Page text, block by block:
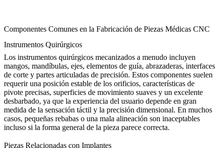
Componentes Comunes en la Fabricación de Piezas Médicas CNC
Instrumentos Quirúrgicos
Los instrumentos quirúrgicos mecanizados a menudo incluyen
mangos, mandíbulas, ejes, elementos de guía, abrazaderas, interfaces
de corte y partes articuladas de precisión. Estos componentes suelen
requerir una posición estable de los orificios, características de
pivote precisas, superficies de movimiento suaves y un excelente
desbarbado, ya que la experiencia del usuario depende en gran
medida de la sensación táctil y la precisión dimensional. En muchos
casos, pequeñas rebabas o una mala alineación son inaceptables
incluso si la forma general de la pieza parece correcta.
Piezas Relacionadas con Implantes